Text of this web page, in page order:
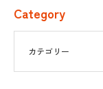
Category